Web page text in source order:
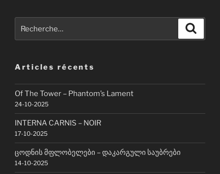
pour
Articles récents
Of The Tower – Phantom’s Lament
24-10-2025
INTERNA CARNIS – NOIR
17-10-2025
ცოდნის მფლობელები – დაკარგული საუბრები
14-10-2025